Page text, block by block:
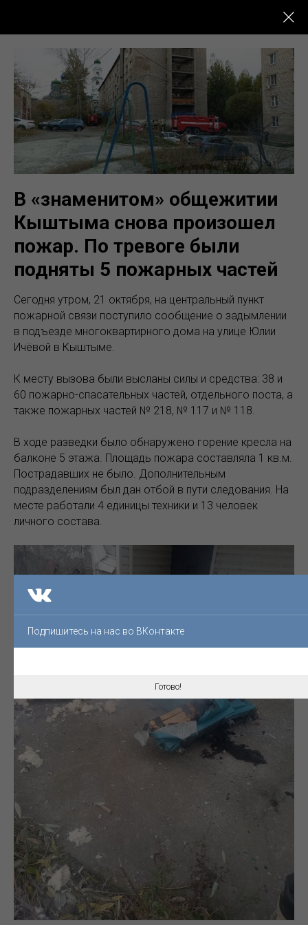
В «знаменитом» общежитии
Кыштыма снова произошел
пожар. По тревоге были
подняты 5 пожарных частей
Сегодня утром, 21 октября, на центральный пункт
пожарной связи поступило сообщение о задымлении
в подъезде многоквартирного дома на улице Юлии
Ичёвой в Кыштыме.
К месту вызова были высланы силы и средства: 38 и
60 пожарно-спасательных частей, отдельного поста, а
также пожарных частей № 218, № 117 и № 118.
В ходе разведки было обнаружено горение кресла на
балконе 5 этажа. Площадь пожара составляла 1 кв.м.
Пострадавших не было. Дополнительным
подразделениям был дан отбой в пути следования. На
месте работали 4 единицы техники и 13 человек
личного состава.
Подпишитесь на нас во ВКонтакте
Готово!